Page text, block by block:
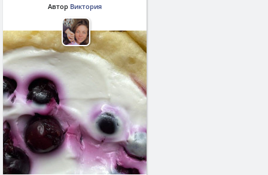
Автор Виктория